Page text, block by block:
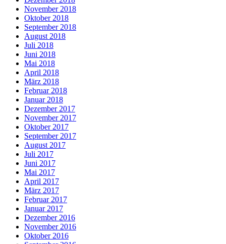
November 2018
Oktober 2018
September 2018
August 2018
Juli 2018
Juni 2018
Mai 2018
April 2018
März 2018
Februar 2018
Januar 2018
Dezember 2017
November 2017
Oktober 2017
September 2017
August 2017
Juli 2017
Juni 2017
Mai 2017
April 2017
März 2017
Februar 2017
Januar 2017
Dezember 2016
November 2016
Oktober 2016